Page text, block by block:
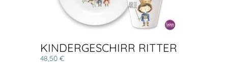
KINDERGESCHIRR RITTER
48,50 €